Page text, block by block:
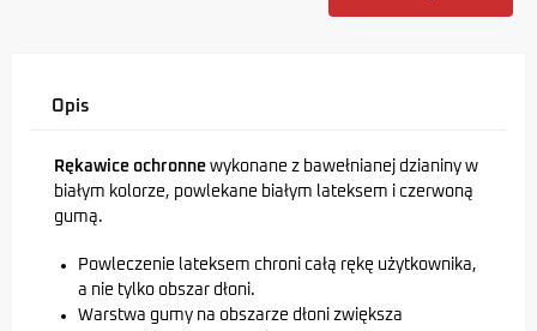
Opis
Rękawice ochronne wykonane z bawełnianej dzianiny w
białym kolorze, powlekane białym lateksem i czerwoną
gumą.
Powleczenie lateksem chroni całą rękę użytkownika,
a nie tylko obszar dłoni.
Warstwa gumy na obszarze dłoni zwiększa